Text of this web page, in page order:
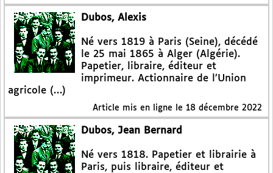
Dubos, Alexis
Né vers 1819 à Paris (Seine), décédé
le 25 mai 1865 à Alger (Algérie).
Papetier, libraire, éditeur et
imprimeur. Actionnaire de l’Union
agricole (…)
Article mis en ligne le 18 décembre 2022
Dubos, Jean Bernard
Né vers 1818. Papetier et librairie à
Paris, puis libraire, éditeur et